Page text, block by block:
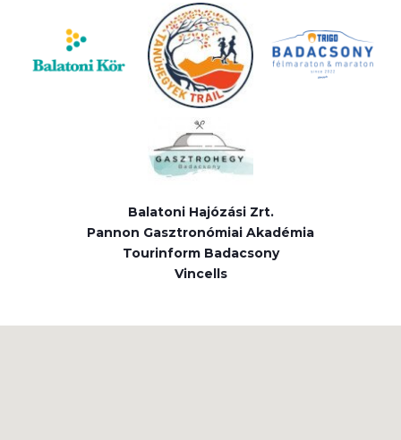
Balatoni Hajózási Zrt.
Pannon Gasztronómiai Akadémia
Tourinform Badacsony
Vincells